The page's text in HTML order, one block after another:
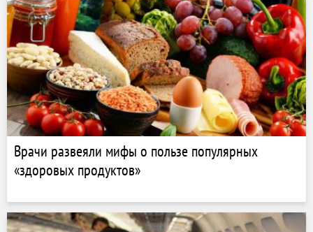
Врачи развеяли мифы о пользе популярных
«здоровых продуктов»